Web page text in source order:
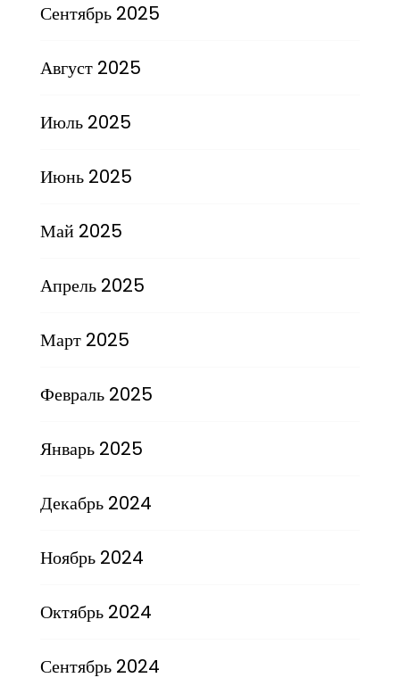
Сентябрь 2025
Август 2025
Июль 2025
Июнь 2025
Май 2025
Апрель 2025
Март 2025
Февраль 2025
Январь 2025
Декабрь 2024
Ноябрь 2024
Октябрь 2024
Сентябрь 2024